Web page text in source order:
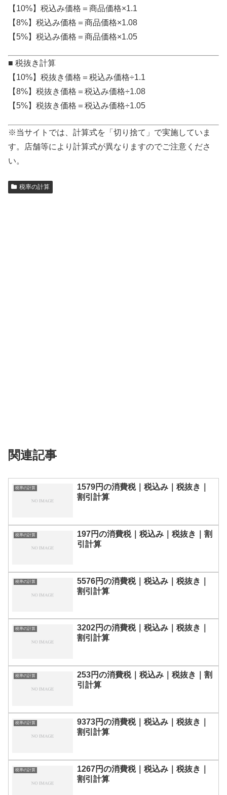
【10%】税込み価格＝商品価格×1.1
【8%】税込み価格＝商品価格×1.08
【5%】税込み価格＝商品価格×1.05
■ 税抜き計算
【10%】税抜き価格＝税込み価格÷1.1
【8%】税抜き価格＝税込み価格÷1.08
【5%】税抜き価格＝税込み価格÷1.05
※当サイトでは、計算式を「切り捨て」で実施していま
す。店舗等により計算式が異なりますのでご注意くださ
い。
税率の計算
関連記事
税率の計算
1579円の消費税｜税込み｜税抜き｜
割引計算
税率の計算
197円の消費税｜税込み｜税抜き｜割
引計算
税率の計算
5576円の消費税｜税込み｜税抜き｜
割引計算
税率の計算
3202円の消費税｜税込み｜税抜き｜
割引計算
税率の計算
253円の消費税｜税込み｜税抜き｜割
引計算
税率の計算
9373円の消費税｜税込み｜税抜き｜
割引計算
税率の計算
1267円の消費税｜税込み｜税抜き｜
割引計算